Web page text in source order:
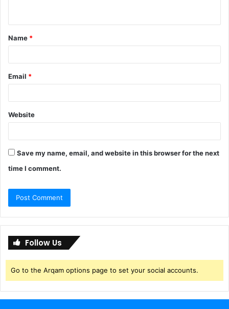
t
*
Name *
Email *
Website
Save my name, email, and website in this browser for the next
time I comment.
Follow Us
Go to the Arqam options page to set your social accounts.